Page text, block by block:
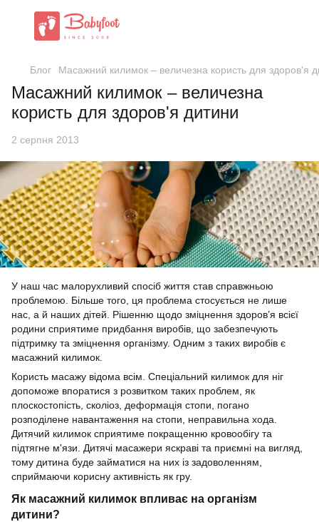
Блог Масажний килимок – величезна користь для здоров'я
Масажний килимок – величезна
користь для здоров'я дитини
2 серпня 2013
У наш час малорухливий спосіб життя став справжньою
проблемою. Більше того, ця проблема стосується не лише
нас, а й наших дітей. Рішенню щодо зміцнення здоров’я всієї
родини сприятиме придбання виробів, що забезпечують
підтримку та зміцнення організму. Одним з таких виробів є
масажний килимок.
Користь масажу відома всім. Спеціальний килимок для ніг
допоможе впоратися з розвитком таких проблем, як
плоскостопість, сколіоз, деформація стопи, погано
розподілене навантаження на стопи, неправильна хода.
Дитячий килимок сприятиме покращенню кровообігу та
підтягне м'язи. Дитячі масажери яскраві та приємні на вигляд,
тому дитина буде займатися на них із задоволенням,
сприймаючи корисну активність як гру.
Як масажний килимок впливає на організм
дитини?